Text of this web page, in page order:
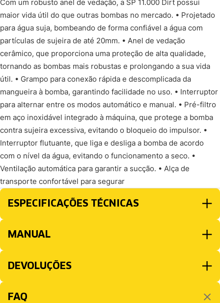
Com um robusto anel de vedação, a SP 11.000 Dirt possui
maior vida útil do que outras bombas no mercado. • Projetado
para água suja, bombeando de forma confiável a água com
partículas de sujeira de até 20mm. • Anel de vedação
cerâmico, que proporciona uma proteção de alta qualidade,
tornando as bombas mais robustas e prolongando a sua vida
útil. • Grampo para conexão rápida e descomplicada da
mangueira à bomba, garantindo facilidade no uso. • Interruptor
para alternar entre os modos automático e manual. • Pré-filtro
em aço inoxidável integrado à máquina, que protege a bomba
contra sujeira excessiva, evitando o bloqueio do impulsor. •
Interruptor flutuante, que liga e desliga a bomba de acordo
com o nível da água, evitando o funcionamento a seco. •
Ventilação automática para garantir a sucção. • Alça de
transporte confortável para segurar
ESPECIFICAÇÕES TÉCNICAS
MANUAL
DEVOLUÇÕES
FAQ